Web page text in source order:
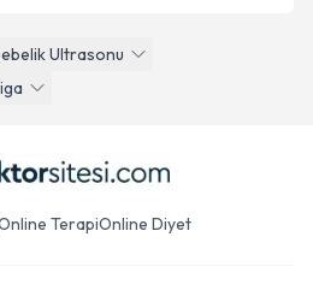
Ultrasonu
TerapiOnline Diyet